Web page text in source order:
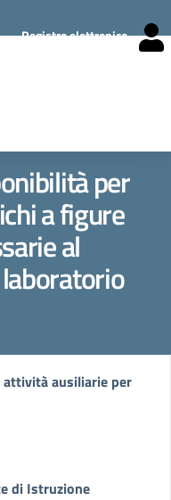
Registro elettronico
per
a figure
al
ausiliarie per
di Istruzione